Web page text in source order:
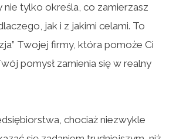
tylko określa, co zamierzasz
jak i z jakimi celami. To
Twojej firmy, która pomoże Ci
pomysł zamienia się w realny
chociaż niezwykle